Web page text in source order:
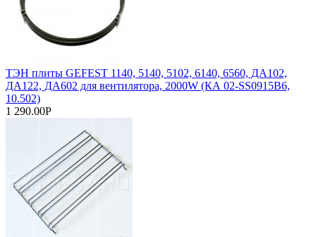
ТЭН плиты GEFEST 1140, 5140, 5102, 6140, 6560, ДА102,
ДА122, ДА602 для вентилятора, 2000W (КА 02-SS0915В6,
10.502)
1 290.00Р